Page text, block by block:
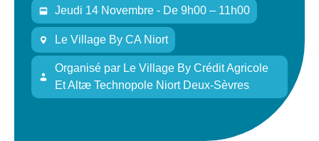
Jeudi 14 Novembre - De 9h00 – 11h00
Le Village By CA Niort
Organisé parLe Village By Crédit Agricole
Et Altæ Technopole Niort Deux-Sèvres